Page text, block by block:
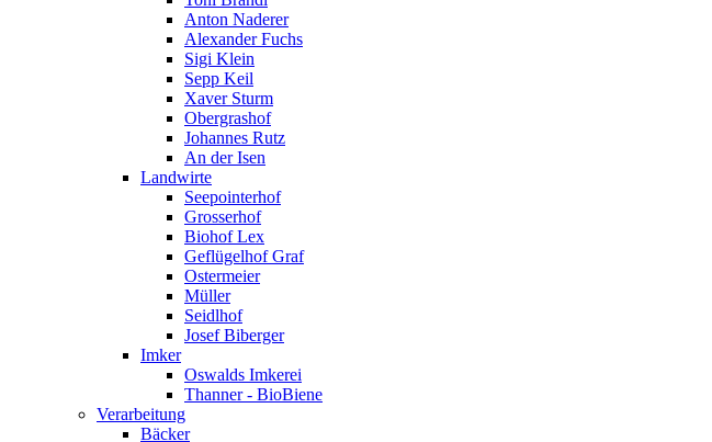
Anton Naderer
Alexander Fuchs
Sigi Klein
Sepp Keil
Xaver Sturm
Obergrashof
Johannes Rutz
An der Isen
Landwirte
Seepointerhof
Grosserhof
Biohof Lex
Geflügelhof Graf
Ostermeier
Müller
Seidlhof
Josef Biberger
Imker
Oswalds Imkerei
Thanner - BioBiene
Verarbeitung
Bäcker